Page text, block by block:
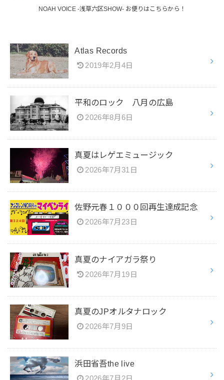
NOAH VOICE -浅草六区SHOW- お便りはこちらから！
Atlas Records
2019年2月4日
平和のロック 八月の広島
2026年8月6日
真夏はレゲエミュージック
2026年7月31日
佐野元春１０００回再生達成記念
2026年7月23日
真夏のナイアガラ祭り
2026年7月19日
真夏のJPオルタナロック
2026年7月9日
浜田省吾the live